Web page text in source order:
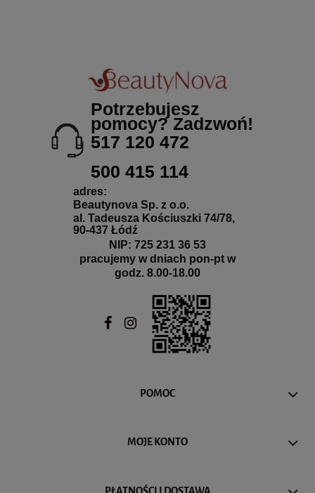
Potrzebujesz
pomocy? Zadzwoń!
517 120 472
500 415 114
adres:
Beautynova Sp. z o.o.
al. Tadeusza Kościuszki 74/78,
90-437 Łódź
NIP: 725 231 36 53
pracujemy w dniach pon-pt w
godz. 8.00-18.00
POMOC
MOJE KONTO